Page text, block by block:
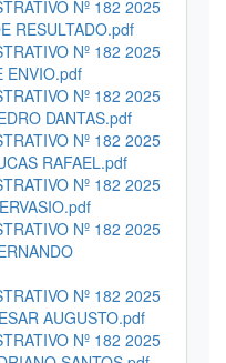
Nº 182 2025
RESULTADO.pdf
Nº 182 2025
ENVIO.pdf
Nº 182 2025
DANTAS.pdf
Nº 182 2025
RAFAEL.pdf
Nº 182 2025
Nº 182 2025
Nº 182 2025
AUGUSTO.pdf
Nº 182 2025